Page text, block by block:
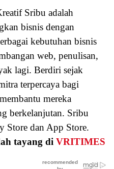
Sribu adalah
bisnis dengan
kebutuhan bisnis
web, penulisan,
lagi. Berdiri sejak
terpercaya bagi
mereka
berkelanjutan. Sribu
Store dan App Store.
tayang di VRITIMES